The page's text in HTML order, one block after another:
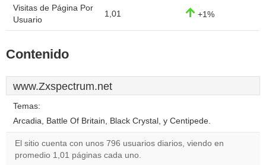
Visitas de Página Por
Usuario
1,01 +1%
Contenido
www.Zxspectrum.net
Temas:
Arcadia, Battle Of Britain, Black Crystal, y Centipede.
El sitio cuenta con unos 796 usuarios diarios, viendo en
promedio 1,01 páginas cada uno.